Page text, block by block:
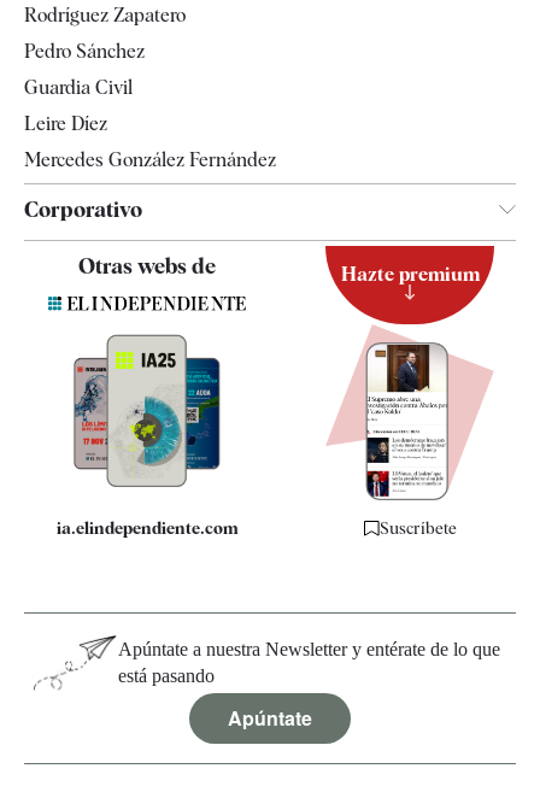
Televisión
Rodríguez Zapatero
Pedro Sánchez
Guardia Civil
Leire Díez
Mercedes González Fernández
Corporativo
Contacto
Quiénes somos
Especificaciones
Otras webs de
ia.elindependiente.com
Hazte premium
Suscríbete
Apúntate a nuestra Newsletter y entérate de lo que
está pasando
Apúntate